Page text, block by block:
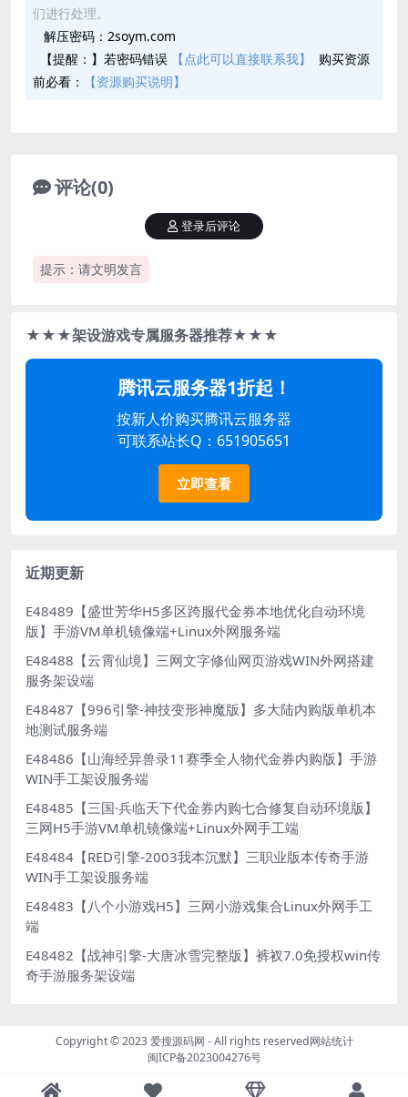
们进行处理。
解压密码：2soym.com
【提醒：】若密码错误
【点此可以直接联系我】
购买资源
前必看：
【资源购买说明】
评论(0)
提示：请文明发言
登录后评论
★★★架设游戏专属服务器推荐★★★
腾讯云服务器1折起！
按新人价购买腾讯云服务器
可联系站长Q：651905651
立即查看
近期更新
E48489【盛世芳华H5多区跨服代金券本地优化自动环境
版】手游VM单机镜像端+Linux外网服务端
E48488【云霄仙境】三网文字修仙网页游戏WIN外网搭建
服务架设端
E48487【996引擎-神技变形神魔版】多大陆内购版单机本
地测试服务端
E48486【山海经异兽录11赛季全人物代金券内购版】手游
WIN手工架设服务端
E48485【三国·兵临天下代金券内购七合修复自动环境版】
三网H5手游VM单机镜像端+Linux外网手工端
E48484【RED引擎-2003我本沉默】三职业版本传奇手游
WIN手工架设服务端
E48483【八个小游戏H5】三网小游戏集合Linux外网手工
端
E48482【战神引擎-大唐冰雪完整版】裤衩7.0免授权win传
奇手游服务架设端
Copyright © 2023爱搜源码网 - All rights reserved网站统计
闽ICP备2023004276号